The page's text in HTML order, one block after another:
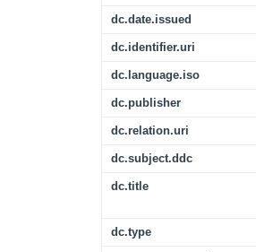
dc.date.issued
dc.identifier.uri
dc.language.iso
dc.publisher
dc.relation.uri
dc.subject.ddc
dc.title
dc.type